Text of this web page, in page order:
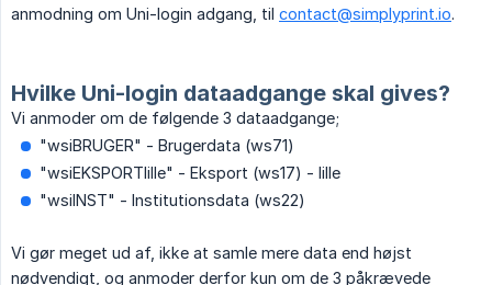
anmodning om Uni-login adgang, til contact@simplyprint.io.
Hvilke Uni-login dataadgange skal gives?
Vi anmoder om de følgende 3 dataadgange;
"wsiBRUGER" - Brugerdata (ws71)
"wsiEKSPORTlille" - Eksport (ws17) - lille
"wsiINST" - Institutionsdata (ws22)
Vi gør meget ud af, ikke at samle mere data end højst
nødvendigt, og anmoder derfor kun om de 3 påkrævede